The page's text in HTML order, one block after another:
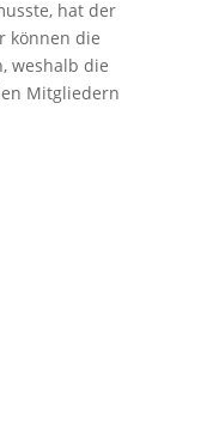
hat der
können die
weshalb die
Mitgliedern